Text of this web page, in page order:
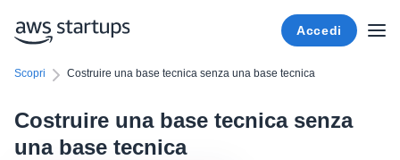
Accedi
Scopri Costruire una base tecnica senza una base tecnica
Costruire una base tecnica senza
una base tecnica